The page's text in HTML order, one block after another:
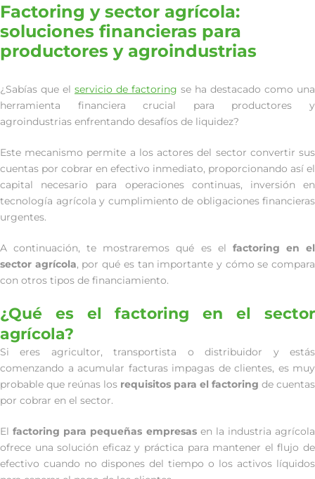
Factoring y sector agrícola:
soluciones financieras para
productores y agroindustrias
¿Sabías que el servicio de factoring se ha destacado como una
herramienta financiera crucial para productores y
agroindustrias enfrentando desafíos de liquidez?
Este mecanismo permite a los actores del sector convertir sus
cuentas por cobrar en efectivo inmediato, proporcionando así el
capital necesario para operaciones continuas, inversión en
tecnología agrícola y cumplimiento de obligaciones financieras
urgentes.
A continuación, te mostraremos qué es el factoring en el
sector agrícola, por qué es tan importante y cómo se compara
con otros tipos de financiamiento.
¿Qué es el factoring en el sector
agrícola?
Si eres agricultor, transportista o distribuidor y estás
comenzando a acumular facturas impagas de clientes, es muy
probable que reúnas los requisitos para el factoring de cuentas
por cobrar en el sector.
Elfactoring para pequeñas empresas en la industria agrícola
ofrece una solución eficaz y práctica para mantener el flujo de
efectivo cuando no dispones del tiempo o los activos líquidos